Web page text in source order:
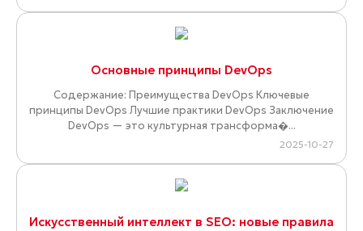
Основные принципы DevOps
Содержание: Преимущества DevOps Ключевые
принципы DevOps Лучшие практики DevOps Заключение
DevOps — это культурная трансформа�...
2025-10-27
Искусственный интеллект в SEO: новые правила